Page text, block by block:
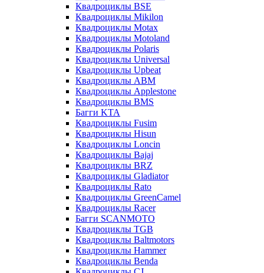
Квадроциклы BSE
Квадроциклы Mikilon
Квадроциклы Motax
Квадроциклы Motoland
Квадроциклы Polaris
Квадроциклы Universal
Квадроциклы Upbeat
Квадроциклы ABM
Квадроциклы Applestone
Квадроциклы BMS
Багги KTA
Квадроциклы Fusim
Квадроциклы Hisun
Квадроциклы Loncin
Квадроциклы Bajaj
Квадроциклы BRZ
Квадроциклы Gladiator
Квадроциклы Rato
Квадроциклы GreenCamel
Квадроциклы Racer
Багги SCANMOTO
Квадроциклы TGB
Квадроциклы Baltmotors
Квадроциклы Hammer
Квадроциклы Benda